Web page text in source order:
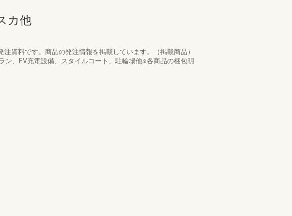
カ他
資料です。商品の発注情報を掲載しています。（掲載商品）
、EV充電設備、スタイルコート、駐輪場他※各商品の梱包明